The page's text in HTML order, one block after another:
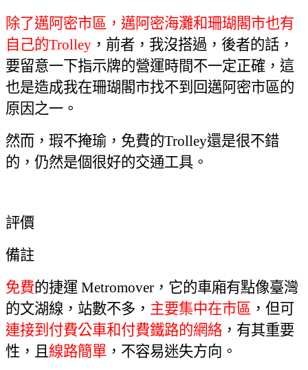
除了邁阿密市區，邁阿密海灘和珊瑚閣市也有
自己的Trolley ，前者 ， 我沒搭過，後者的話，
要留意一下指示牌的營運時間不一定正確，這
也是造成我在珊瑚閣市找不到回邁阿密市區的
原因之一 。
然而，瑕不掩瑜 ， 免費的Trolley還是很不錯
的，仍然是個很好的交通工具。
評價
備註
免費的捷運 Metromover ，它的車廂有點像臺灣
的文湖線，站數不多， 主要集中在市區 ，但可
連接到付費公車和付費鐵路的網絡 ，有其重要
性，且 線路簡單 ，不容易迷失方向。